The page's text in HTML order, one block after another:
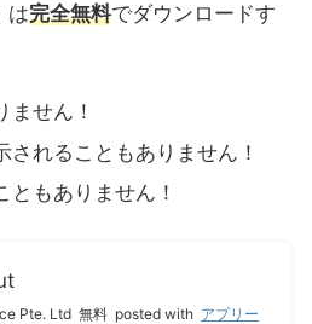
は完全無料でダウンロードす
ません！
されることもありません！
ともありません！
Pte. Ltd 無料 posted with アプリー